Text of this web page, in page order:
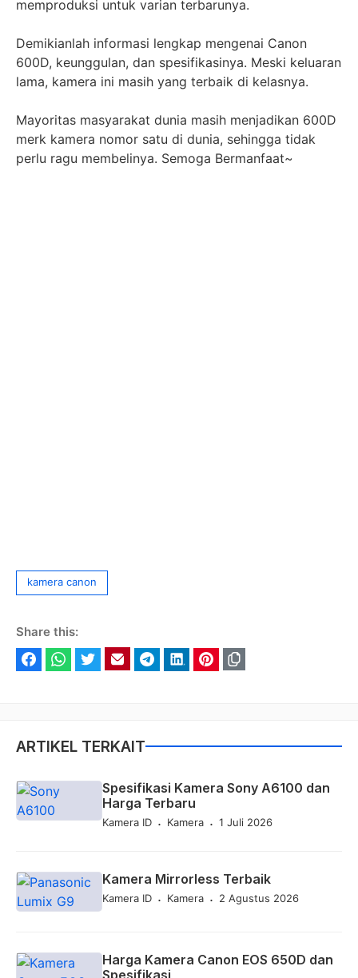
memproduksi untuk varian terbarunya.
Demikianlah informasi lengkap mengenai Canon
600D, keunggulan, dan spesifikasinya. Meski keluaran
lama, kamera ini masih yang terbaik di kelasnya.
Mayoritas masyarakat dunia masih menjadikan 600D
merk kamera nomor satu di dunia, sehingga tidak
perlu ragu membelinya. Semoga Bermanfaat~
Tag
kamera canon
Share this:
ARTIKEL TERKAIT
Spesifikasi Kamera Sony A6100 dan
Harga Terbaru
Kamera ID . Kamera . 1 Juli 2026
Kamera Mirrorless Terbaik
Kamera ID . Kamera . 2 Agustus 2026
Harga Kamera Canon EOS 650D dan
Spesifikasi